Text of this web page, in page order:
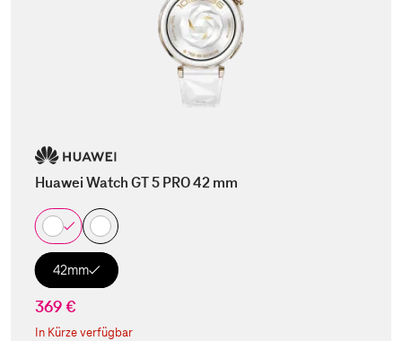
Huawei Watch GT 5 PRO 42 mm
42mm
369 €
In Kürze verfügbar